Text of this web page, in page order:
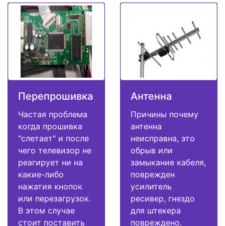
Перепрошивка
Частая проблема
когда прошивка
"слетает" и после
чего телевизор не
реагирует ни на
какие-либо
нажатия кнопок
или перезагрузок.
В этом случае
стоит поставить
Антенна
Причины почему
антенна
неисправна, это
обрыв или
замыкание кабеля,
поврежден
усилитель
ресивер, гнездо
для штекера
повреждено.